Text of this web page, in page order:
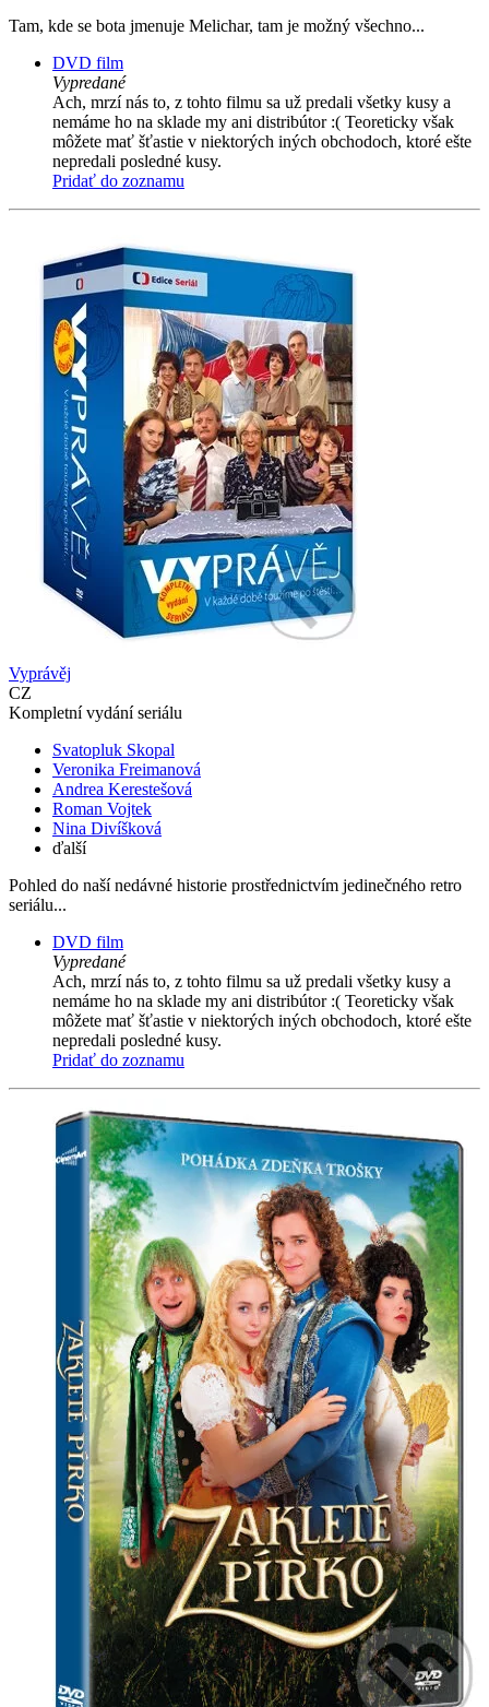
Tam, kde se bota jmenuje Melichar, tam je možný všechno...
DVD film
Vypredané
Ach, mrzí nás to, z tohto filmu sa už predali všetky kusy a
nemáme ho na sklade my ani distribútor :( Teoreticky však
môžete mať šťastie v niektorých iných obchodoch, ktoré ešte
nepredali posledné kusy.
Pridať do zoznamu
Vyprávěj
CZ
Kompletní vydání seriálu
Svatopluk Skopal
Veronika Freimanová
Andrea Kerestešová
Roman Vojtek
Nina Divíšková
ďalší
Pohled do naší nedávné historie prostřednictvím jedinečného retro
seriálu...
DVD film
Vypredané
Ach, mrzí nás to, z tohto filmu sa už predali všetky kusy a
nemáme ho na sklade my ani distribútor :( Teoreticky však
môžete mať šťastie v niektorých iných obchodoch, ktoré ešte
nepredali posledné kusy.
Pridať do zoznamu